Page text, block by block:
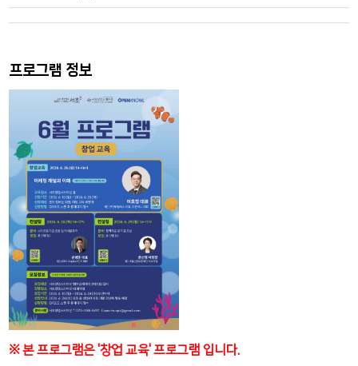
프로그램 정보
※ 본 프로그램은 '창업 교육' 프로그램 입니다.